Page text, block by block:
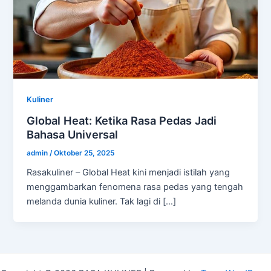
Kuliner
Global Heat: Ketika Rasa Pedas Jadi
Bahasa Universal
admin /Oktober 25, 2025
Rasakuliner – Global Heat kini menjadi istilah yang
menggambarkan fenomena rasa pedas yang tengah
melanda dunia kuliner. Tak lagi di […]